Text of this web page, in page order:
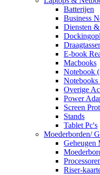
Batterijen
Business
Diensten
E-book
Macbooks
Notebook
Overige
Power
Screen
Stands
Tablet Pc's
Moederborden/
Geheugen
Riser-